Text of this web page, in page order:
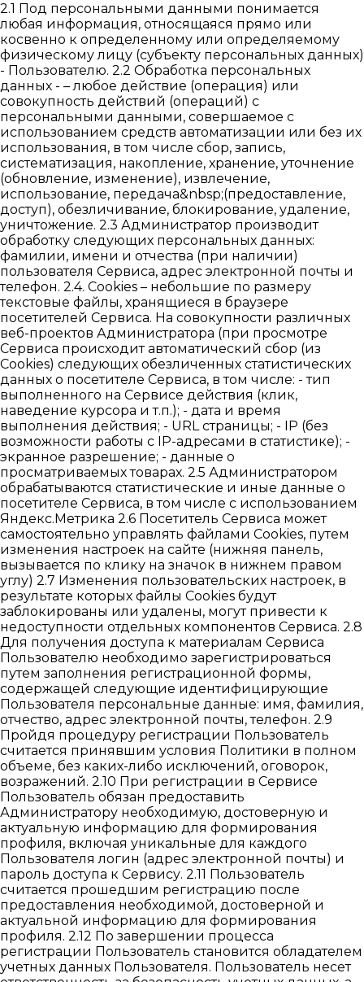
2.1 Под персональными данными понимается
любая информация, относящаяся прямо или
косвенно к определенному или определяемому
физическому лицу (субъекту персональных данных)
- Пользователю. 2.2 Обработка персональных
данных - – любое действие (операция) или
совокупность действий (операций) с
персональными данными, совершаемое с
использованием средств автоматизации или без их
использования, в том числе сбор, запись,
систематизация, накопление, хранение, уточнение
(обновление, изменение), извлечение,
использование, передача&nbsp;(предоставление,
доступ), обезличивание, блокирование, удаление,
уничтожение. 2.3 Администратор производит
обработку следующих персональных данных:
фамилии, имени и отчества (при наличии)
пользователя Сервиса, адрес электронной почты и
телефон. 2.4. Cookies – небольшие по размеру
текстовые файлы, хранящиеся в браузере
посетителей Сервиса. На совокупности различных
веб-проектов Администратора (при просмотре
Сервиса происходит автоматический сбор (из
Cookies) следующих обезличенных статистических
данных о посетителе Сервиса, в том числе: - тип
выполненного на Сервисе действия (клик,
наведение курсора и т.п.); - дата и время
выполнения действия; - URL страницы; - IP (без
возможности работы с IP-адресами в статистике); -
экранное разрешение; - данные о
просматриваемых товарах. 2.5 Администратором
обрабатываются статистические и иные данные о
посетителе Сервиса, в том числе с использованием
Яндекс.Метрика 2.6 Посетитель Сервиса может
самостоятельно управлять файлами Cookies, путем
изменения настроек на сайте (нижняя панель,
вызывается по клику на значок в нижнем правом
углу) 2.7 Изменения пользовательских настроек, в
результате которых файлы Cookies будут
заблокированы или удалены, могут привести к
недоступности отдельных компонентов Сервиса. 2.8
Для получения доступа к материалам Сервиса
Пользователю необходимо зарегистрироваться
путем заполнения регистрационной формы,
содержащей следующие идентифицирующие
Пользователя персональные данные: имя, фамилия,
отчество, адрес электронной почты, телефон. 2.9
Пройдя процедуру регистрации Пользователь
считается принявшим условия Политики в полном
объеме, без каких-либо исключений, оговорок,
возражений. 2.10 При регистрации в Сервисе
Пользователь обязан предоставить
Администратору необходимую, достоверную и
актуальную информацию для формирования
профиля, включая уникальные для каждого
Пользователя логин (адрес электронной почты) и
пароль доступа к Сервису. 2.11 Пользователь
считается прошедшим регистрацию после
предоставления необходимой, достоверной и
актуальной информацию для формирования
профиля. 2.12 По завершении процесса
регистрации Пользователь становится обладателем
учетных данных Пользователя. Пользователь несет